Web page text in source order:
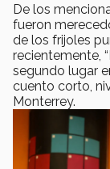
De los
fueron
de los frijoles
recientemente,
segundo lugar
cuento corto,
Monterrey.